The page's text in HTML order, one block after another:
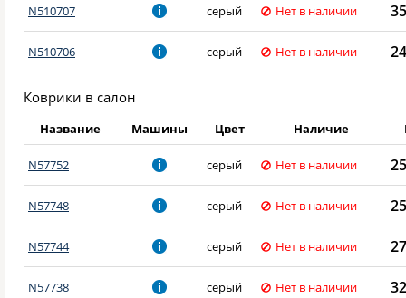
N510707 серый Нет в наличии
N510706 серый Нет в наличии
Коврики в салон
Название Машины Цвет Наличие
N57752 серый Нет в наличии
N57748 серый Нет в наличии
N57744 серый Нет в наличии
N57738 серый Нет в наличии